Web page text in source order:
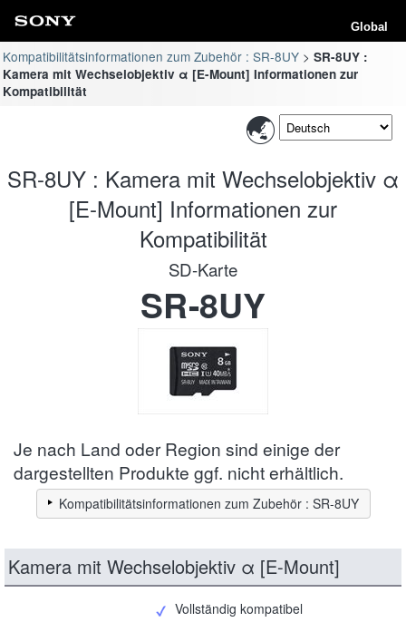
Global
Kompatibilitätsinformationen zum Zubehör : SR-8UY
SR-8UY :
Kamera mit Wechselobjektiv α [E-Mount] Informationen zur
Kompatibilität
SR-8UY : Kamera mit Wechselobjektiv α
[E-Mount] Informationen zur
Kompatibilität
SD-Karte
SR-8UY
Je nach Land oder Region sind einige der
dargestellten Produkte ggf. nicht erhältlich.
Kompatibilitätsinformationen zum Zubehör : SR-8UY
Kamera mit Wechselobjektiv α [E-Mount]
Vollständig kompatibel